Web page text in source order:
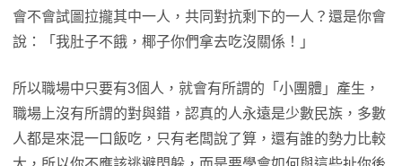
會不會試圖拉攏其中一人，共同對抗剩下的一人？還是你會
說：「我肚子不餓，椰子你們拿去吃沒關係！」
所以職場中只要有3個人，就會有所謂的「小團體」產生，
職場上沒有所謂的對與錯，認真的人永遠是少數民族，多數
人都是來混一口飯吃，只有老闆說了算，還有誰的勢力比較